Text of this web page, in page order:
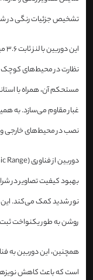
تشخیص جزئیات رنگی در شب
نظارت در محیط‌های کوچک
غبار مقاوم می‌سازد. به
نصب در محیط‌های خارجی و
بهبود کیفیت تصاویر در
نور شدید کمک می‌کند. این
روشن به طور یکنواخت
است که باعث کاهش